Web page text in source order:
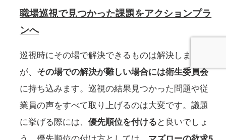
職場巡視で見つかった課題をアクションプラ
ンへ
巡視時にその場で解決できるものは解決します
が、 その場での解決が難しい場合には衛生委員会
に持ち込みます。巡視の結果見つかった問題や従
業員の声をすべて取り上げるのは大変です。議題
に挙げる際には、優先順位を付けると良いでしょ